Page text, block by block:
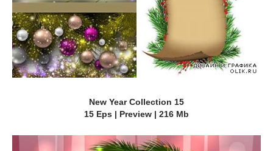
New Year Collection 15
15 Eps | Preview | 216 Mb